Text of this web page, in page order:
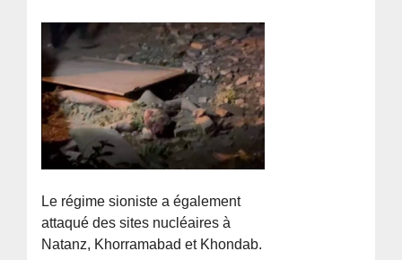
Le régime sioniste a également
attaqué des sites nucléaires à
Natanz, Khorramabad et Khondab.